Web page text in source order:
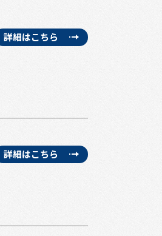
詳細はこちら
詳細はこちら